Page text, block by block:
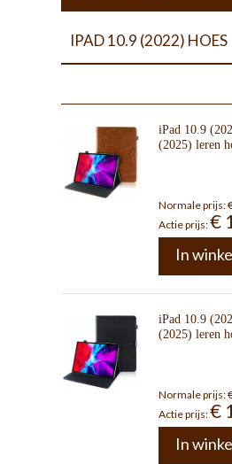
IPAD 10.9 (2022) HOES
iPad 10.9
(2025) leren
Normale prijs:
Actie prijs:€
In
iPad 10.9
(2025) leren
Normale prijs:
Actie prijs:€
In